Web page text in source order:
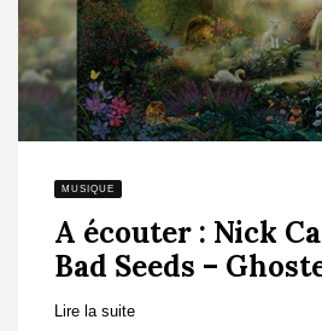
MUSIQUE
A écouter : Nick
Bad Seeds –
Lire la suite